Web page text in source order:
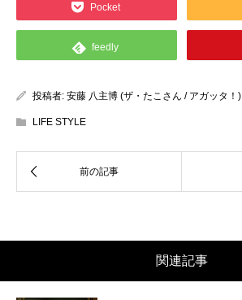
Pocket
feedly
投稿者: 安藤 八主博 (ザ・たこさん / アガッタ！)
LIFE STYLE
関連記事